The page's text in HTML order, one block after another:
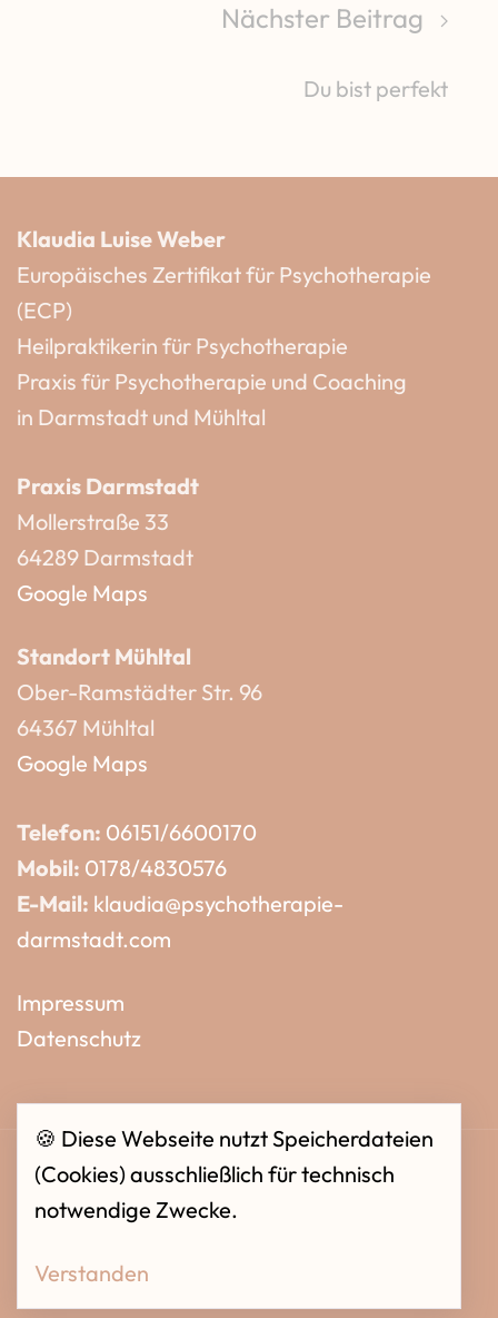
Nächster Beitrag
Du bist perfekt
Klaudia Luise Weber
Europäisches Zertifikat für Psychotherapie
(ECP)
Heilpraktikerin für Psychotherapie
Praxis für Psychotherapie und Coaching
in Darmstadt und Mühltal
Praxis Darmstadt
Mollerstraße 33
64289 Darmstadt
Google Maps
Standort Mühltal
Ober-Ramstädter Str. 96
64367 Mühltal
Google Maps
Telefon: 06151/6600170
Mobil: 0178/4830576
E-Mail: klaudia@psychotherapie-
darmstadt.com
Impressum
Datenschutz
© 2026 /Psychotherapie Darmstadt
🍪 Diese Webseite nutzt Speicherdateien
(Cookies) ausschließlich für technisch
notwendige Zwecke.
Verstanden